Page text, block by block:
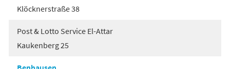
Klöcknerstraße 38
Post & Lotto Service El-Attar
Kaukenberg 25